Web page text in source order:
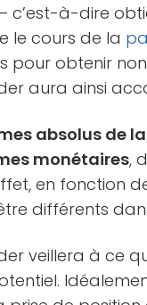
– c’est-à-dire
le cours de la
pour obtenir non
aura ainsi
absolus
monétaires,
en fonction
différents
veillera à ce